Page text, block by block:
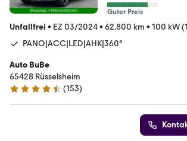
Guter Preis
Unfallfrei • EZ 03/2024• 62.800 km • 100 kW
PANO|ACC|LED|AHK|360°
Auto BuBe
65428 ­­­Rüsselsheim
4.7 Sterne
(153)